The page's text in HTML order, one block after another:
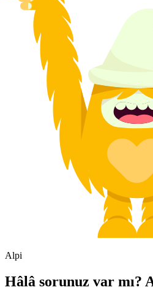
Alpi
Hâlâ sorunuz var mı?